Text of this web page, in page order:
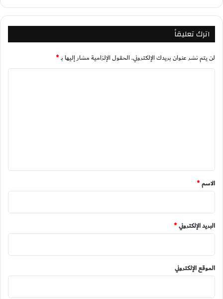
اترك تعليقاً
لن يتم نشر عنوان بريدك الإلكتروني.الحقول الإلزامية مشار إليها بـ*
*
الاسم*
البريد الإلكتروني*
الموقع الإلكتروني